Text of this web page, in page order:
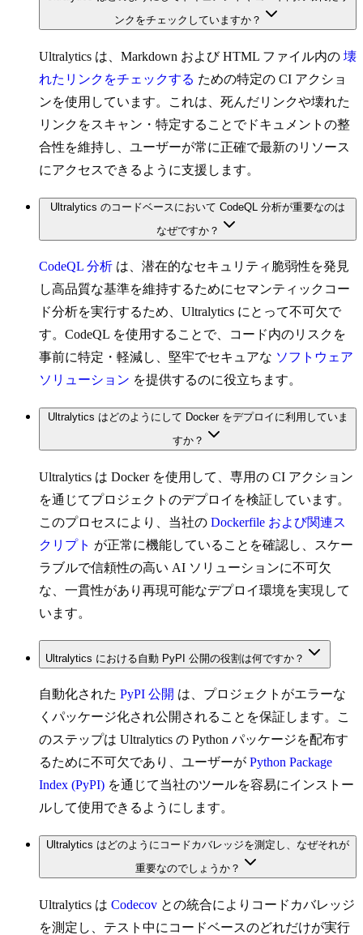
ンクをチェックしていますか？
Ultralytics は、Markdown および HTML ファイル内の 壊
れたリンクをチェックする ための特定の CI アクショ
ンを使用しています。これは、死んだリンクや壊れた
リンクをスキャン・特定することでドキュメントの整
合性を維持し、ユーザーが常に正確で最新のリソース
にアクセスできるように支援します。
Ultralytics のコードベースにおいて CodeQL 分析が重要なのは
なぜですか？
CodeQL 分析 は、潜在的なセキュリティ脆弱性を発見
し高品質な基準を維持するためにセマンティックコー
ド分析を実行するため、Ultralytics にとって不可欠で
す。CodeQL を使用することで、コード内のリスクを
事前に特定・軽減し、堅牢でセキュアな ソフトウェア
ソリューション を提供するのに役立ちます。
Ultralytics はどのようにして Docker をデプロイに利用していま
すか？
Ultralytics は Docker を使用して、専用の CI アクション
を通じてプロジェクトのデプロイを検証しています。
このプロセスにより、当社の Dockerfile および関連ス
クリプト が正常に機能していることを確認し、スケー
ラブルで信頼性の高い AI ソリューションに不可欠
な、一貫性があり再現可能なデプロイ環境を実現して
います。
Ultralytics における自動 PyPI 公開の役割は何ですか？
自動化された PyPI 公開 は、プロジェクトがエラーな
くパッケージ化され公開されることを保証します。こ
のステップは Ultralytics の Python パッケージを配布す
るために不可欠であり、ユーザーが Python Package
Index (PyPI) を通じて当社のツールを容易にインストー
ルして使用できるようにします。
Ultralytics はどのようにコードカバレッジを測定し、なぜそれが
重要なのでしょうか？
Ultralytics は Codecov との統合によりコードカバレッジ
を測定し、テスト中にコードベースのどれだけが実行